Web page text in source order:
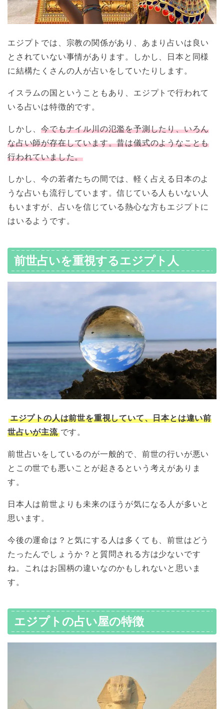
エジプトでは、宗教の関係があり、あまり占いは良い
とされていない事情があります。しかし、日本と同様
に結構たくさんの人が占いをしていたりします。
イスラムの国ということもあり、エジプトで行われて
いる占いは特徴的です。
しかし、今でもナイル川の氾濫を予測したり、いろん
な占い師が存在しています。昔は儀式のようなことも
行われていました。
しかし、今の若者たちの間では、軽く占える日本のよ
うな占いも流行しています。信じている人もいない人
もいますが、占いを信じている熱心な方もエジプトに
はいるようです。
前世占いを重視するエジプト人
エジプトの人は前世を重視していて、日本とは違い前
世占いが主流 です。
前世占いをしているのが一般的で、前世の行いが悪い
とこの世でも悪いことが起きるという考えがありま
す。
日本人は前世よりも未来のほうが気になる人が多いと
思います。
今後の運命は？と気にする人は多くても、前世はどう
たったんでしょうか？と質問される方は少ないです
ね。これはお国柄の違いなのかもしれないと思いま
す。
エジプトの占い屋の特徴